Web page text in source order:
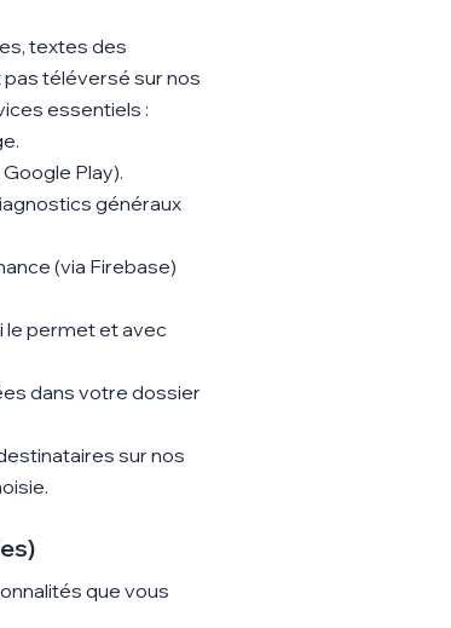
textes des
pas téléversé sur nos
essentiels :
Play).
généraux
(via Firebase)
le permet et avec
dans votre dossier
sur nos
que vous